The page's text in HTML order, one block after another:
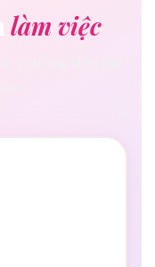
làm việc